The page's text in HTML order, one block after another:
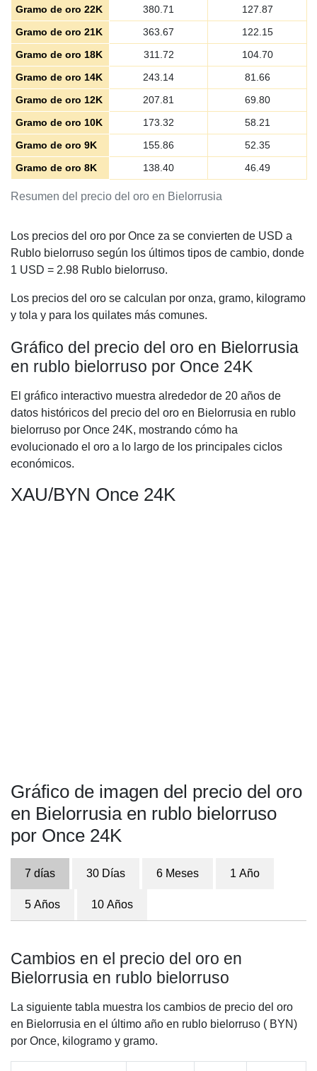
Resumen del precio del oro en Bielorrusia
Gramo de oro 22K
380.71
127.87
Gramo de oro 21K
363.67
122.15
Gramo de oro 18K
311.72
104.70
Gramo de oro 14K
243.14
81.66
Gramo de oro 12K
207.81
69.80
Gramo de oro 10K
173.32
58.21
Gramo de oro 9K
155.86
52.35
Gramo de oro 8K
138.40 46.49
Los precios del oro por Once za se convierten de USD a
Rublo bielorruso según los últimos tipos de cambio, donde
1 USD = 2.98 Rublo bielorruso.
Los precios del oro se calculan por onza, gramo, kilogramo
y tola y para los quilates más comunes.
Gráfico del precio del oro en Bielorrusia
en rublo bielorruso por Once 24K
El gráfico interactivo muestra alrededor de 20 años de
datos históricos del precio del oro en Bielorrusia en rublo
bielorruso por Once 24K, mostrando cómo ha
evolucionado el oro a lo largo de los principales ciclos
económicos.
XAU/BYN Once 24K
Gráfico de imagen del precio del oro
en Bielorrusia en rublo bielorruso
por Once 24K
7 días 30 Días 6 Meses 1 Año
5 Años 10 Años
Cambios en el precio del oro en
Bielorrusia en rublo bielorruso
La siguiente tabla muestra los cambios de precio del oro
en Bielorrusia en el último año en rublo bielorruso ( BYN)
por Once, kilogramo y gramo.